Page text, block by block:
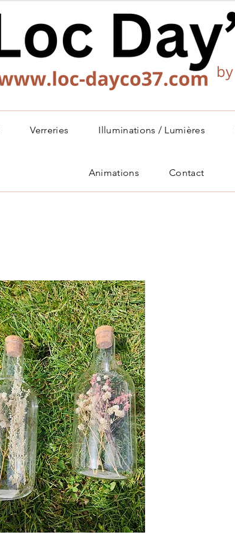
Verreries Illuminations / Lumières
Animations Contact